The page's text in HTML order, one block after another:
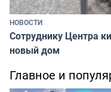
НОВОСТИ
Сотруднику Центра
новый дом
Главное и